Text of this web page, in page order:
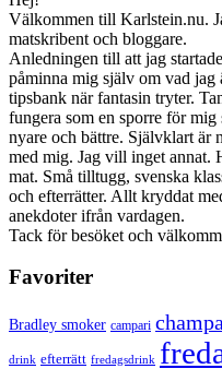
Välkommen till Karlstein.nu.
matskribent och bloggare.
Anledningen till att jag
påminna mig själv om vad jag
tipsbank när fantasin tryter.
fungera som en sporre för mig
nyare och bättre. Självklart är
med mig. Jag vill inget annat.
mat. Små tilltugg, svenska
och efterrätter. Allt kryddat
anekdoter ifrån vardagen.
Tack för besöket och
Favoriter
Bradley smoker campari
drink efterrätt fredagsdrink